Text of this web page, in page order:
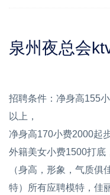
泉州夜总会
招聘条件：净身高155
以上，
净身高170小费2000起
外籍美女小费1500打底
（身高，形象，气质
特）所有应聘模特，佳